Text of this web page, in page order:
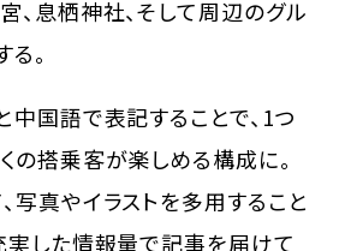
、息栖神社、そして周辺のグル
。
中国語で表記することで、1つ
の搭乗客が楽しめる構成に。
写真やイラストを多用すること
実した情報量で記事を届けて